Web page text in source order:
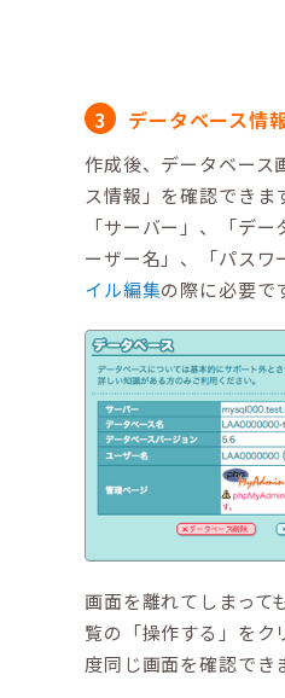
データベース情
作成後、データベース
ス情報」を確認できま
「サーバー」、「デ
ーザー名」、「パスワ
イル編集の際に必要で
画面を離れてしまって
覧の「操作する」をク
度同じ画面を確認でき